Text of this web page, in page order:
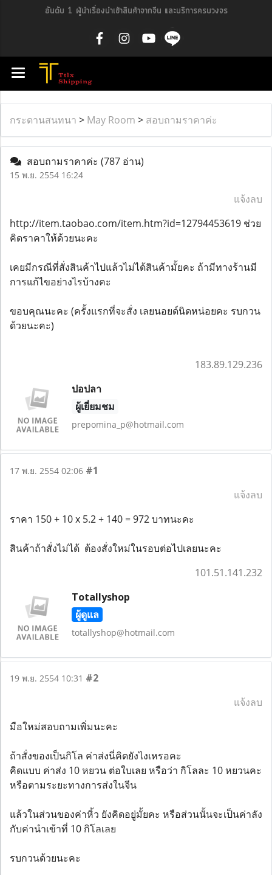
อันดับ 1 ผู้นำเรื่องนำเข้าสินค้าจากจีน และบริการครบวงจร
กระดานสนทนา > May Room > สอบถามราคาค่ะ
สอบถามราคาค่ะ (787 อ่าน)
15 พ.ย. 2554 16:24
แจ้งลบ
http://item.taobao.com/item.htm?id=12794453619 ช่วย
คิดราคาให้ด้วยนะคะ
เคยมีกรณีที่สั่งสินค้าไปแล้วไม่ได้สินค้ามั้ยคะ ถ้ามีทางร้านมี
การแก้ไขอย่างไรบ้างคะ
ขอบคุณนะคะ (ครั้งแรกที่จะสั่ง เลยนอยด์นิดหน่อยคะ รบกวน
ด้วยนะคะ)
183.89.129.236
ปอปลา
ผู้เยี่ยมชม
prepomina_p@hotmail.com
17 พ.ย. 2554 02:06 #1
แจ้งลบ
ราคา 150 + 10 x 5.2 + 140 = 972 บาทนะคะ
สินค้าถ้าสั่งไม่ได้ ต้องสั่งใหม่ในรอบต่อไปเลยนะคะ
101.51.141.232
Totallyshop
ผู้ดูแล
totallyshop@hotmail.com
19 พ.ย. 2554 10:31 #2
แจ้งลบ
มือใหม่สอบถามเพิ่มนะคะ
ถ้าสั่งของเป็นกิโล ค่าส่งนี่คิดยังไงเหรอคะ
คิดแบบ ค่าส่ง 10 หยวน ต่อใบเลย หรือว่า กิโลละ 10 หยวนคะ
หรือตามระยะทางการส่งในจีน
แล้วในส่วนของค่าหิ้ว ยังคิดอยู่มั้ยคะ หรือส่วนนั้นจะเป็นค่าลัง
กับค่านำเข้าที่ 10 กิโลเลย
รบกวนด้วยนะคะ